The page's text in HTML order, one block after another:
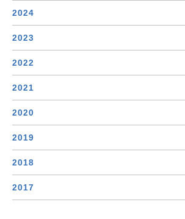
2024
2023
2022
2021
2020
2019
2018
2017